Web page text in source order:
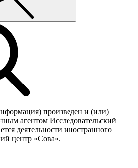
произведен и (или)
агентом Исследовательский
деятельности иностранного
центр «Сова».